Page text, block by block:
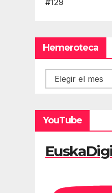
Hemeroteca
Hemeroteca
YouTube